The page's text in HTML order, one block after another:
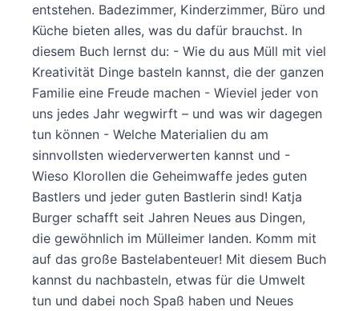
entstehen. Badezimmer, Kinderzimmer, Büro und
Küche bieten alles, was du dafür brauchst. In
diesem Buch lernst du: - Wie du aus Müll mit viel
Kreativität Dinge basteln kannst, die der ganzen
Familie eine Freude machen - Wieviel jeder von
uns jedes Jahr wegwirft – und was wir dagegen
tun können - Welche Materialien du am
sinnvollsten wiederverwerten kannst und -
Wieso Klorollen die Geheimwaffe jedes guten
Bastlers und jeder guten Bastlerin sind! Katja
Burger schafft seit Jahren Neues aus Dingen,
die gewöhnlich im Mülleimer landen. Komm mit
auf das große Bastelabenteuer! Mit diesem Buch
kannst du nachbasteln, etwas für die Umwelt
tun und dabei noch Spaß haben und Neues